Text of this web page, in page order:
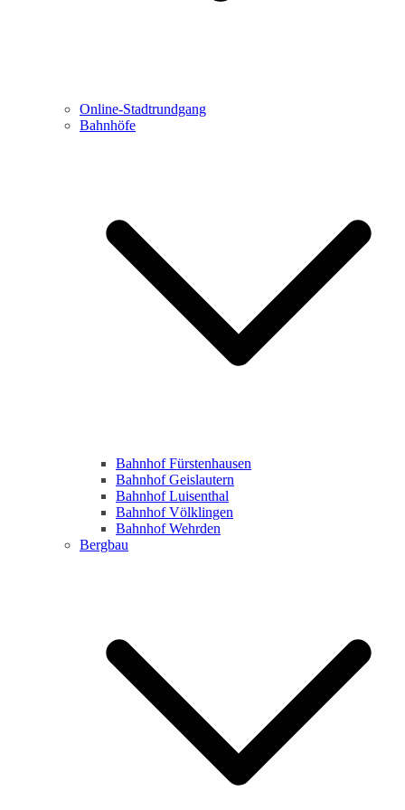
Online-Stadtrundgang
Bahnhöfe
Bahnhof Fürstenhausen
Bahnhof Geislautern
Bahnhof Luisenthal
Bahnhof Völklingen
Bahnhof Wehrden
Bergbau